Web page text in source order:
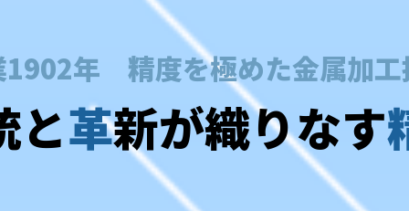
1902年 精度を極めた金属加工
と革新が織りなす